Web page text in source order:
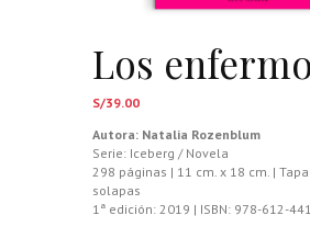
Los
S/39.00
Autora: Natalia Rozenblum
Serie: Iceberg / Novela
298 páginas | 11 cm. x 18 cm. |
solapas
1ª edición: 2019 | ISBN: 978-612-